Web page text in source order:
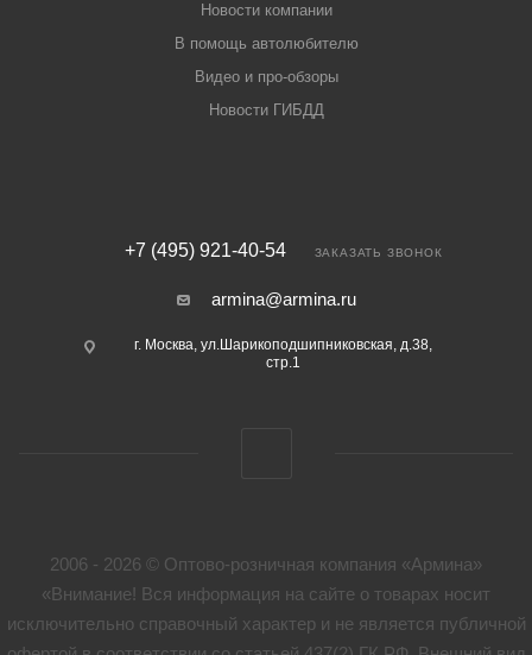
Новости компании
В помощь автолюбителю
Видео и про-обзоры
Новости ГИБДД
+7 (495) 921-40-54 ЗАКАЗАТЬ ЗВОНОК
armina@armina.ru
г. Москва, ул.Шарикоподшипниковская, д.38,
стр.1
2006 - 2026 © Оптово-розничная компания «Армина»
«Внимание! Вся информация на сайте о товарах носит
исключительно справочный характер и не является публичной